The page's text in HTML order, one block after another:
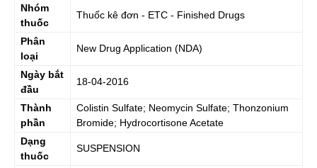
Nhóm
thuốc
Thuốc kê đơn - ETC - Finished Drugs
Phân
loại
New Drug Application (NDA)
Ngày bắt
đầu
18-04-2016
Thành
phần
Colistin Sulfate; Neomycin Sulfate; Thonzonium
Bromide; Hydrocortisone Acetate
Dạng
thuốc
SUSPENSION